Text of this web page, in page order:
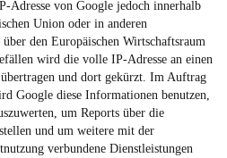
Adresse von Google jedoch innerhalb
Union oder in anderen
über den Europäischen Wirtschaftsraum
wird die volle IP-Adresse an einen
und dort gekürzt. Im Auftrag
Google diese Informationen benutzen,
um Reports über die
und um weitere mit der
verbundene Dienstleistungen